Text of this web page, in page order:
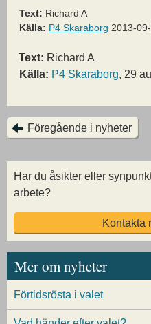
Text: Richard A
Källa: P4 Skaraborg 2013-
Text: Richard A
Källa: P4 Skaraborg, 29
Föregående i nyheter
Har du åsikter eller
arbete?
Kontakta
Mer om nyheter
Förtidsrösta i valet